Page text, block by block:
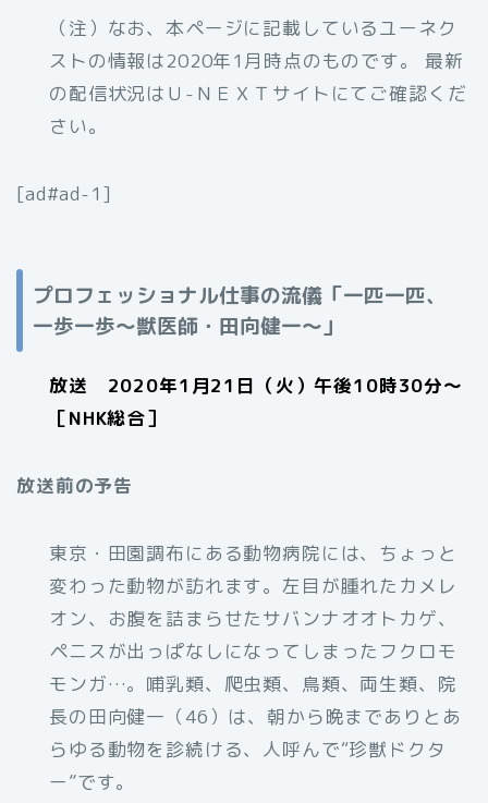
（注）なお、本ページに記載しているユーネク
ストの情報は2020年1月時点のものです。 最新
の配信状況はＵ-ＮＥＸＴサイトにてご確認くだ
さい。
[ad#ad-1]
プロフェッショナル仕事の流儀「一匹一匹、
一歩一歩～獣医師・田向健一～」
放送 2020年1月21日（火）午後10時30分～
［NHK総合］
放送前の予告
東京・田園調布にある動物病院には、ちょっと
変わった動物が訪れます。左目が腫れたカメレ
オン、お腹を詰まらせたサバンナオオトカゲ、
ペニスが出っぱなしになってしまったフクロモ
モンガ…。哺乳類、爬虫類、鳥類、両生類、院
長の田向健一（46）は、朝から晩までありとあ
らゆる動物を診続ける、人呼んで“珍獣ドクタ
ー”です。